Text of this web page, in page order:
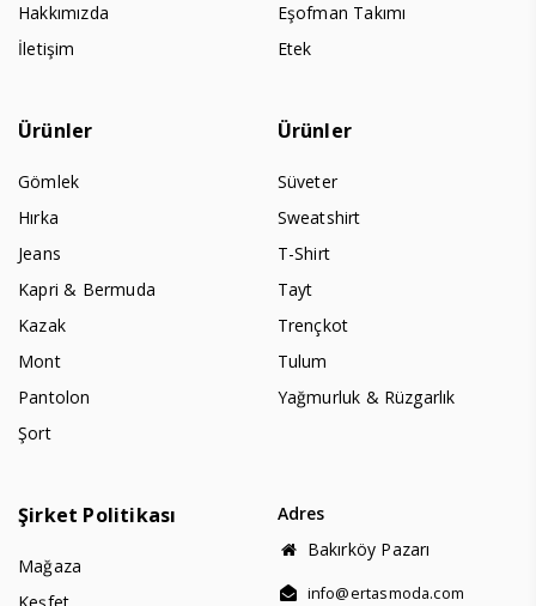
Hakkımızda
İletişim
Eşofman Takımı
Etek
Ürünler
Gömlek
Hırka
Jeans
Kapri & Bermuda
Kazak
Mont
Pantolon
Şort
Ürünler
Süveter
Sweatshirt
T-Shirt
Tayt
Trençkot
Tulum
Yağmurluk & Rüzgarlık
Şirket Politikası
Mağaza
Adres
Bakırköy Pazarı
info@ertasmoda.com